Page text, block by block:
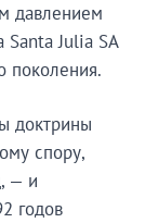
давлением
Santa Julia SA
поколения.
доктрины
спору,
— и
годов